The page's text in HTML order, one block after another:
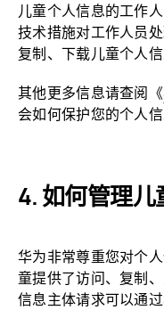
儿童个人信息的工作
技术措施对工作人员
复制、下载儿童个人信
其他更多信息请查阅《
会如何保护您的个人信
如何管理儿
华为非常尊重您对个
童提供了访问、复制
信息主体请求可以通